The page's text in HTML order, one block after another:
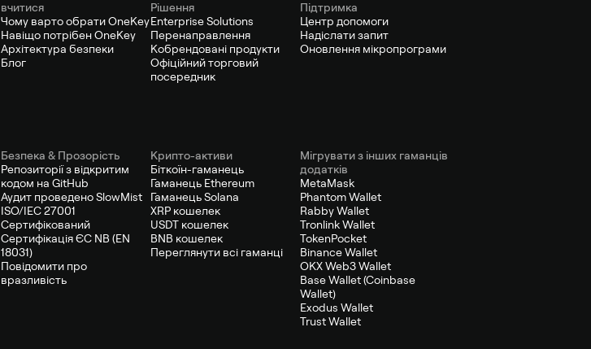
вчитися
Чому варто обрати OneKey
Навіщо потрібен OneKey
Архітектура безпеки
Блог
Рішення
Enterprise Solutions
Перенаправлення
Кобрендовані продукти
Офіційний торговий
посередник
Підтримка
Центр допомоги
Надіслати запит
Оновлення мікропрограми
Безпека & Прозорість
Репозиторії з відкритим
кодом на GitHub
Аудит проведено SlowMist
ISO/IEC 27001
Сертифікований
Сертифікація ЄС NB (EN
18031)
Повідомити про
вразливість
Крипто-активи
Біткоїн-гаманець
Гаманець Ethereum
Гаманець Solana
XRP кошелек
USDT кошелек
BNB кошелек
Переглянути всі гаманці
Мігрувати з інших гаманців
додатків
MetaMask
Phantom Wallet
Rabby Wallet
Tronlink Wallet
TokenPocket
Binance Wallet
OKX Web3 Wallet
Base Wallet (Coinbase
Wallet)
Exodus Wallet
Trust Wallet